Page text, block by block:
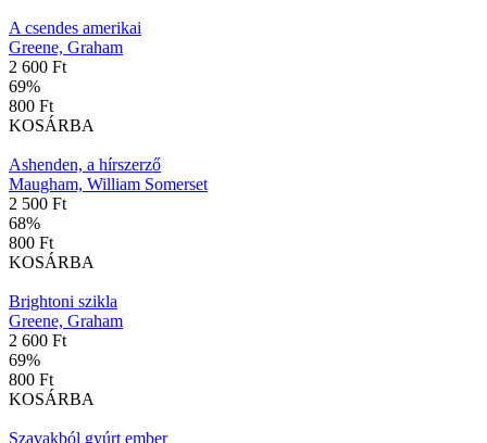
A csendes amerikai
Greene, Graham
2 600 Ft
69%
800 Ft
KOSÁRBA
Ashenden, a hírszerző
Maugham, William Somerset
2 500 Ft
68%
800 Ft
KOSÁRBA
Brightoni szikla
Greene, Graham
2 600 Ft
69%
800 Ft
KOSÁRBA
Szavakból gyúrt ember